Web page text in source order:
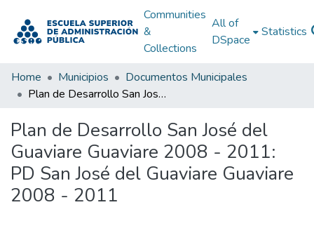
Communities
&
Collections
All of
DSpace
Statistics
Home Municipios
Documentos Municipales
Plan de Desarrollo San José del Guaviare Guaviare 2008 - 2011: PD San José del Guaviare Guaviare 2008 - 2011
Plan de Desarrollo San José del
Guaviare Guaviare 2008 - 2011:
PD San José del Guaviare Guaviare
2008 - 2011